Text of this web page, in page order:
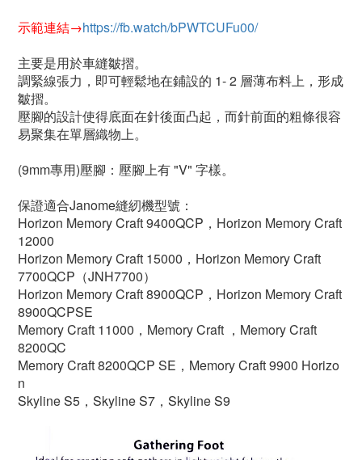
示範連結→https://fb.watch/bPWTCUFu00/
主要是用於車縫皺摺。
調緊線張力，即可輕鬆地在鋪設的 1- 2 層薄布料上，形成
皺摺。
壓腳的設計使得底面在針後面凸起，而針前面的粗條很容
易聚集在單層織物上。
(9mm專用)壓腳：壓腳上有 "V" 字樣。
保證適合Janome縫紉機型號：
Horizo​​n Memory Craft 9400QCP，Horizo​​n Memory Craft
12000
Horizo​​n Memory Craft 15000，Horizo​​n Memory Craft
7700QCP（JNH7700）
Horizo​​n Memory Craft 8900QCP，Horizo​​n Memory Craft
8900QCPSE
Memory Craft 11000，Memory Craft ，Memory Craft
8200QC
Memory Craft 8200QCP SE，Memory Craft 9900 Horizo​​
n
Skyline S5，Skyline S7，Skyline S9